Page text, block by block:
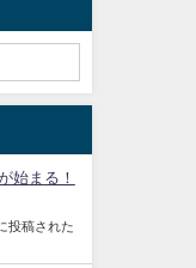
始まる！
投稿された